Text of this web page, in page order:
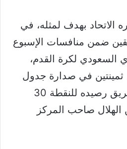
الاتحاد بهدف لمثله، في
ضمن منافسات الإسبوع
السعودي لكرة القدم،
ثمينتين في صدارة جدول
الترتيب، حيث رفع الفريق رصيده للنقطة 30
صاحب المركز